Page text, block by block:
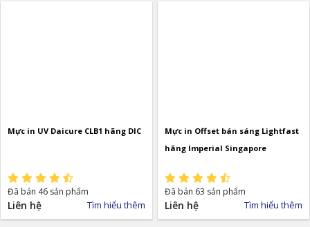
Mực in UV Daicure CLB1 hãng DIC
Đã bán 46 sản phẩm
Liên hệ Tìm hiểu thêm
Mực in Offset bán sáng Lightfast
hãng Imperial Singapore
Đã bán 63 sản phẩm
Liên hệ Tìm hiểu thêm